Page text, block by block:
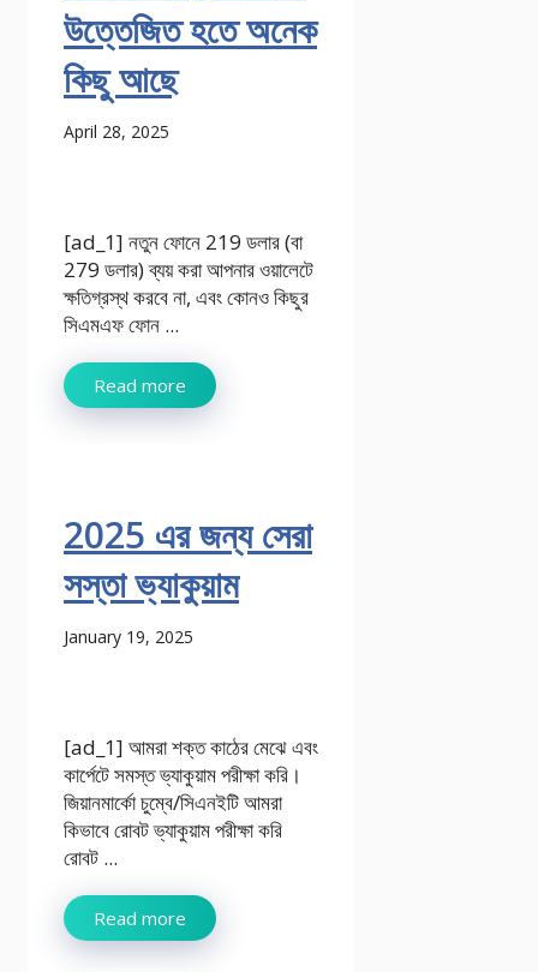
উত্তেজিত হতে অনেক
কিছু আছে
April 28, 2025
[ad_1] নতুন ফোনে 219 ডলার (বা
279 ডলার) ব্যয় করা আপনার ওয়ালেটে
ক্ষতিগ্রস্থ করবে না, এবং কোনও কিছুর
সিএমএফ ফোন ...
Read more
2025 এর জন্য সেরা
সস্তা ভ্যাকুয়াম
January 19, 2025
[ad_1] আমরা শক্ত কাঠের মেঝে এবং
কার্পেটে সমস্ত ভ্যাকুয়াম পরীক্ষা করি।
জিয়ানমার্কো চুম্বে/সিএনইটি আমরা
কিভাবে রোবট ভ্যাকুয়াম পরীক্ষা করি
রোবট ...
Read more